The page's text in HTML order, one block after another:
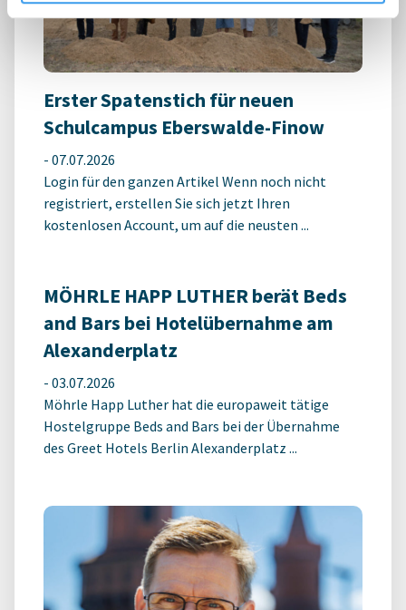
Erster Spatenstich für neuen
Schulcampus Eberswalde-Finow
- 07.07.2026
Login für den ganzen Artikel Wenn noch nicht
registriert, erstellen Sie sich jetzt Ihren
kostenlosen Account, um auf die neusten ...
MÖHRLE HAPP LUTHER berät Beds
and Bars bei Hotelübernahme am
Alexanderplatz
- 03.07.2026
Möhrle Happ Luther hat die europaweit tätige
Hostelgruppe Beds and Bars bei der Übernahme
des Greet Hotels Berlin Alexanderplatz ...